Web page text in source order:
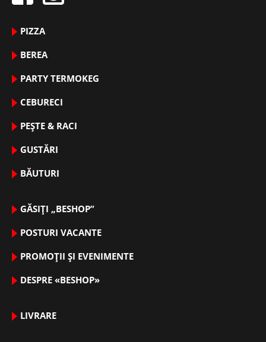
PIZZA
BEREA
PARTY TERMOKEG
CEBURECI
PEȘTE & RACI
GUSTĂRI
BĂUTURI
GĂSIȚI „BESHOP”
POSTURI VACANTE
PROMOȚII ȘI EVENIMENTE
DESPRE «BESHOP»
LIVRARE